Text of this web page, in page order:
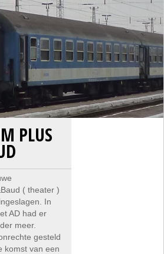
PLUS
( theater )
In
AD had er
meer.
gesteld
komst van een